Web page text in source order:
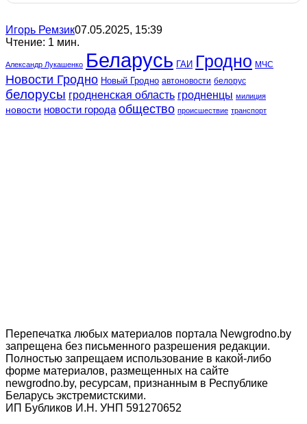
Игорь Ремзик07.05.2025, 15:39
Чтение: 1 мин.
Александр Лукашенко Беларусь ГАИ Гродно МЧС
Новости Гродно Новый Гродно автоновости белорус
белорусы гродненская область гродненцы милиция
новости новости города общество происшествие транспорт
Перепечатка любых материалов портала Newgrodno.by
запрещена без письменного разрешения редакции.
Полностью запрещаем использование в какой-либо
форме материалов, размещенных на сайте
newgrodno.by, ресурсам, признанным в Республике
Беларусь экстремистскими.
ИП Бубликов И.Н. УНП 591270652